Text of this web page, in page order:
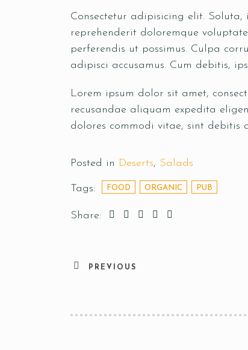
Consectetur adipisicing elit.
reprehenderit doloremque
perferendis ut possimus. Culpa
adipisci accusamus. Cum debitis,
Lorem ipsum dolor sit amet,
recusandae aliquam expedita
dolores commodi vitae, sint debitis
Posted in Deserts, Salads
Tags: FOOD ORGANIC PUB
Share:
PREVIOUS